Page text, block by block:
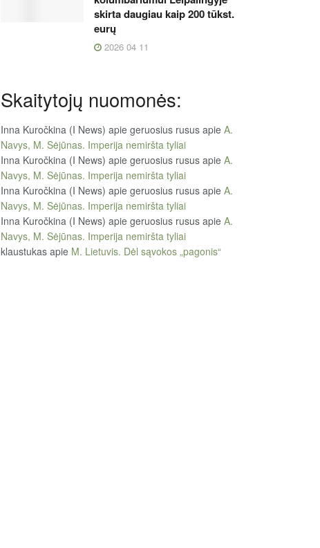
skirta daugiau kaip 200 tūkst.
eurų
2026 04 11
Skaitytojų nuomonės:
Inna Kuročkina (I News) apie geruosius rusus apie A.
Navys, M. Sėjūnas. Imperija nemiršta tyliai
Inna Kuročkina (I News) apie geruosius rusus apie A.
Navys, M. Sėjūnas. Imperija nemiršta tyliai
Inna Kuročkina (I News) apie geruosius rusus apie A.
Navys, M. Sėjūnas. Imperija nemiršta tyliai
Inna Kuročkina (I News) apie geruosius rusus apie A.
Navys, M. Sėjūnas. Imperija nemiršta tyliai
klaustukas apie M. Lietuvis. Dėl sąvokos „pagonis“